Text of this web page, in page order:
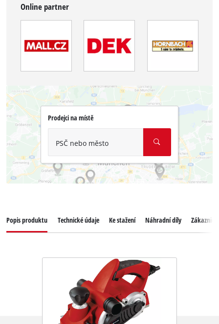
Online partner
Prodejci na místě
PSČ nebo město
Popis produktu Technické údaje Ke stažení Náhradní díly